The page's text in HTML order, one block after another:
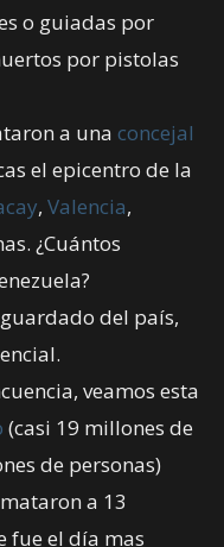
o guiadas por
por pistolas
a una concejal
el epicentro de la
, Valencia,
¿Cuántos
del país,
veamos esta
(casi 19 millones de
de personas)
a 13
fue el día mas